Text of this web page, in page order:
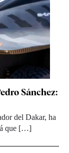
Sánchez:
del Dakar, ha
que […]